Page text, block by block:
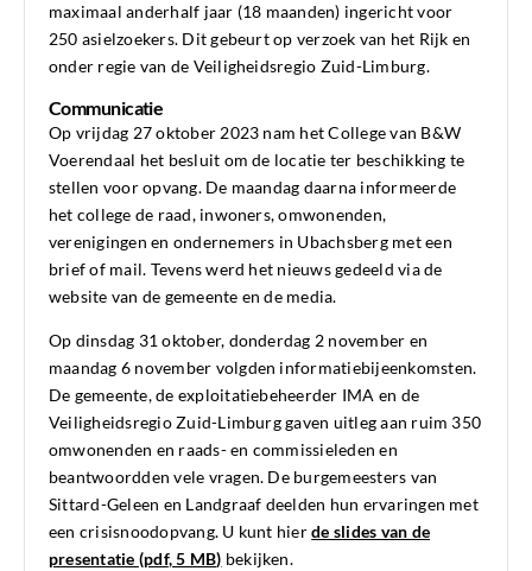
maximaal anderhalf jaar (18 maanden) ingericht voor
250 asielzoekers. Dit gebeurt op verzoek van het Rijk en
onder regie van de Veiligheidsregio Zuid-Limburg.
Communicatie
Op vrijdag 27 oktober 2023 nam het College van B&W
Voerendaal het besluit om de locatie ter beschikking te
stellen voor opvang. De maandag daarna informeerde
het college de raad, inwoners, omwonenden,
verenigingen en ondernemers in Ubachsberg met een
brief of mail. Tevens werd het nieuws gedeeld via de
website van de gemeente en de media.
Op dinsdag 31 oktober, donderdag 2 november en
maandag 6 november volgden informatiebijeenkomsten.
De gemeente, de exploitatiebeheerder IMA en de
Veiligheidsregio Zuid-Limburg gaven uitleg aan ruim 350
omwonenden en raads- en commissieleden en
beantwoordden vele vragen. De burgemeesters van
Sittard-Geleen en Landgraaf deelden hun ervaringen met
een crisisnoodopvang. U kunt hierde slides van de
presentatie (pdf, 5 MB) bekijken.